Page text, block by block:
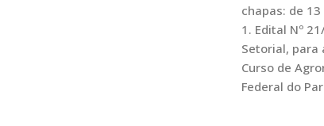
chapas: de
1. Edital Nº
Setorial, para
Curso de
Federal do